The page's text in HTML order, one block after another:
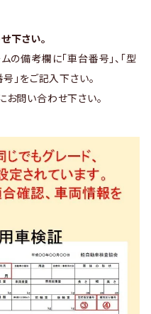
下さい。
の備考欄に「車台番号」、「型
号」をご記入下さい。
お問い合わせ下さい。